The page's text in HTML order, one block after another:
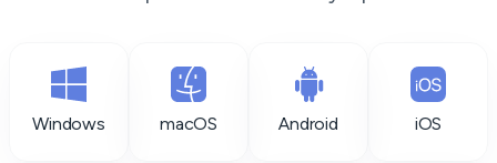
Windows macOS Android iOS